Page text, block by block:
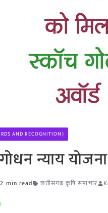
AND RECOGNITION)
न्याय
2 min read छत्तीसगढ़ कृषि समाचार